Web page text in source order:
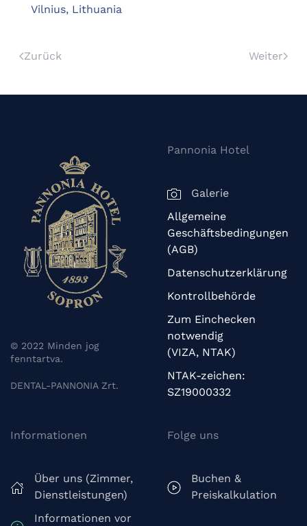
Vilnius, Lithuania
Zurück Weiter
© 2022 Minden jog
fenntartva.
DENTAL-PANNONIA Zrt.
Pannonia Hotel
Galerie
Allgemeine
Geschäftsbedingungen
(AGB)
Datenschutzerklärung
Kontrollbehörde
Zum Einchecken
notwendig
(VIZA, NTAK)
NTAK-zeichen:
SZ19000332
Informationen
Über uns (Zimmer,
Dienstleistungen)
Informationen vor
Folge uns
Buchen &
Preiskalkulation